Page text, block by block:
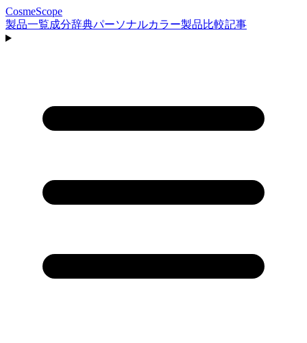
CosmeScope
製品一覧成分辞典パーソナルカラー製品比較記事